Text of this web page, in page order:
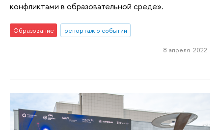
конфликтами в образовательной среде».
Образование репортаж о событии
8 апреля 2022